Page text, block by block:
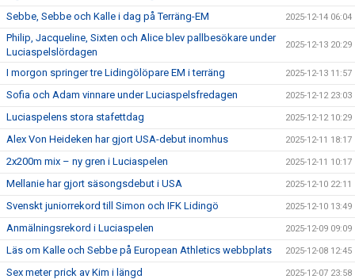
Sebbe, Sebbe och Kalle i dag på Terräng-EM 2025-12-14 06:04
Philip, Jacqueline, Sixten och Alice blev pallbesökare under
Luciaspelslördagen
2025-12-13 20:29
I morgon springer tre Lidingölöpare EM i terräng 2025-12-13 11:57
Sofia och Adam vinnare under Luciaspelsfredagen 2025-12-12 23:03
Luciaspelens stora stafettdag 2025-12-12 10:29
Alex Von Heideken har gjort USA-debut inomhus 2025-12-11 18:17
2x200m mix – ny gren i Luciaspelen 2025-12-11 10:17
Mellanie har gjort säsongsdebut i USA 2025-12-10 22:11
Svenskt juniorrekord till Simon och IFK Lidingö 2025-12-10 13:49
Anmälningsrekord i Luciaspelen 2025-12-09 09:09
Läs om Kalle och Sebbe på European Athletics webbplats 2025-12-08 12:45
Sex meter prick av Kim i längd 2025-12-07 23:58